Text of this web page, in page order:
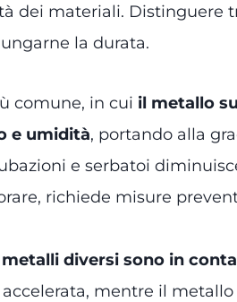
dei materiali. Distinguere
la durata.
comune, in cui il metallo
e umidità, portando alla
e serbatoi
richiede misure
diversi sono in
mentre il